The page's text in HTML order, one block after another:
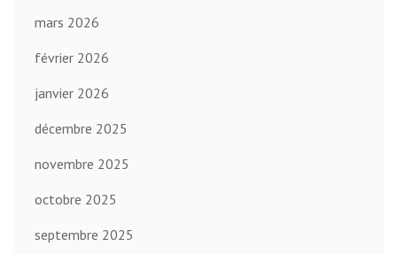
mars 2026
février 2026
janvier 2026
décembre 2025
novembre 2025
octobre 2025
septembre 2025